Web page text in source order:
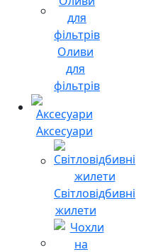
Оливи
для
фільтрів
Аксесуари
Світловідбивні
жилети